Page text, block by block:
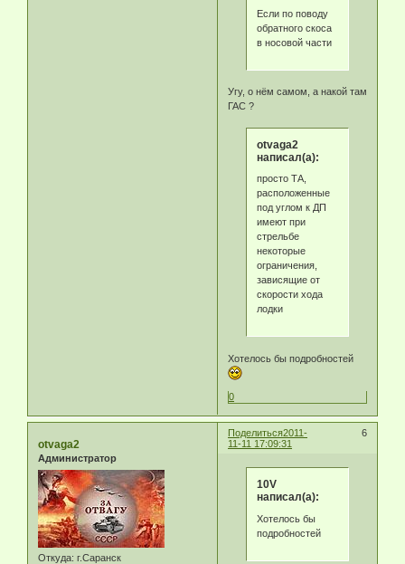
Если по поводу
обратного скоса
в носовой части
Угу, о нём самом, а накой там
ГАС ?
otvaga2
написал(а):
просто ТА,
расположенные
под углом к ДП
имеют при
стрельбе
некоторые
ограничения,
зависящие от
скорости хода
лодки
Хотелось бы подробностей
0
Поделиться 6
2011-
11-11 17:09:31
otvaga2
Администратор
Откуда: г.Саранск
10V
написал(а):
Хотелось бы
подробностей